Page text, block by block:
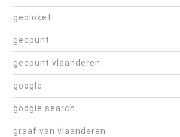
geoloket
geopunt
geopunt vlaanderen
google
google search
graaf van vlaanderen